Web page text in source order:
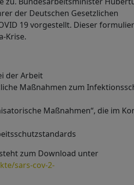
der Deutschen Gesetzlichen
19 vorgestellt. Dieser
Krise.
der Arbeit
Maßnahmen zum
Maßnahmen“, die im
zum Download unter
sars-cov-2-